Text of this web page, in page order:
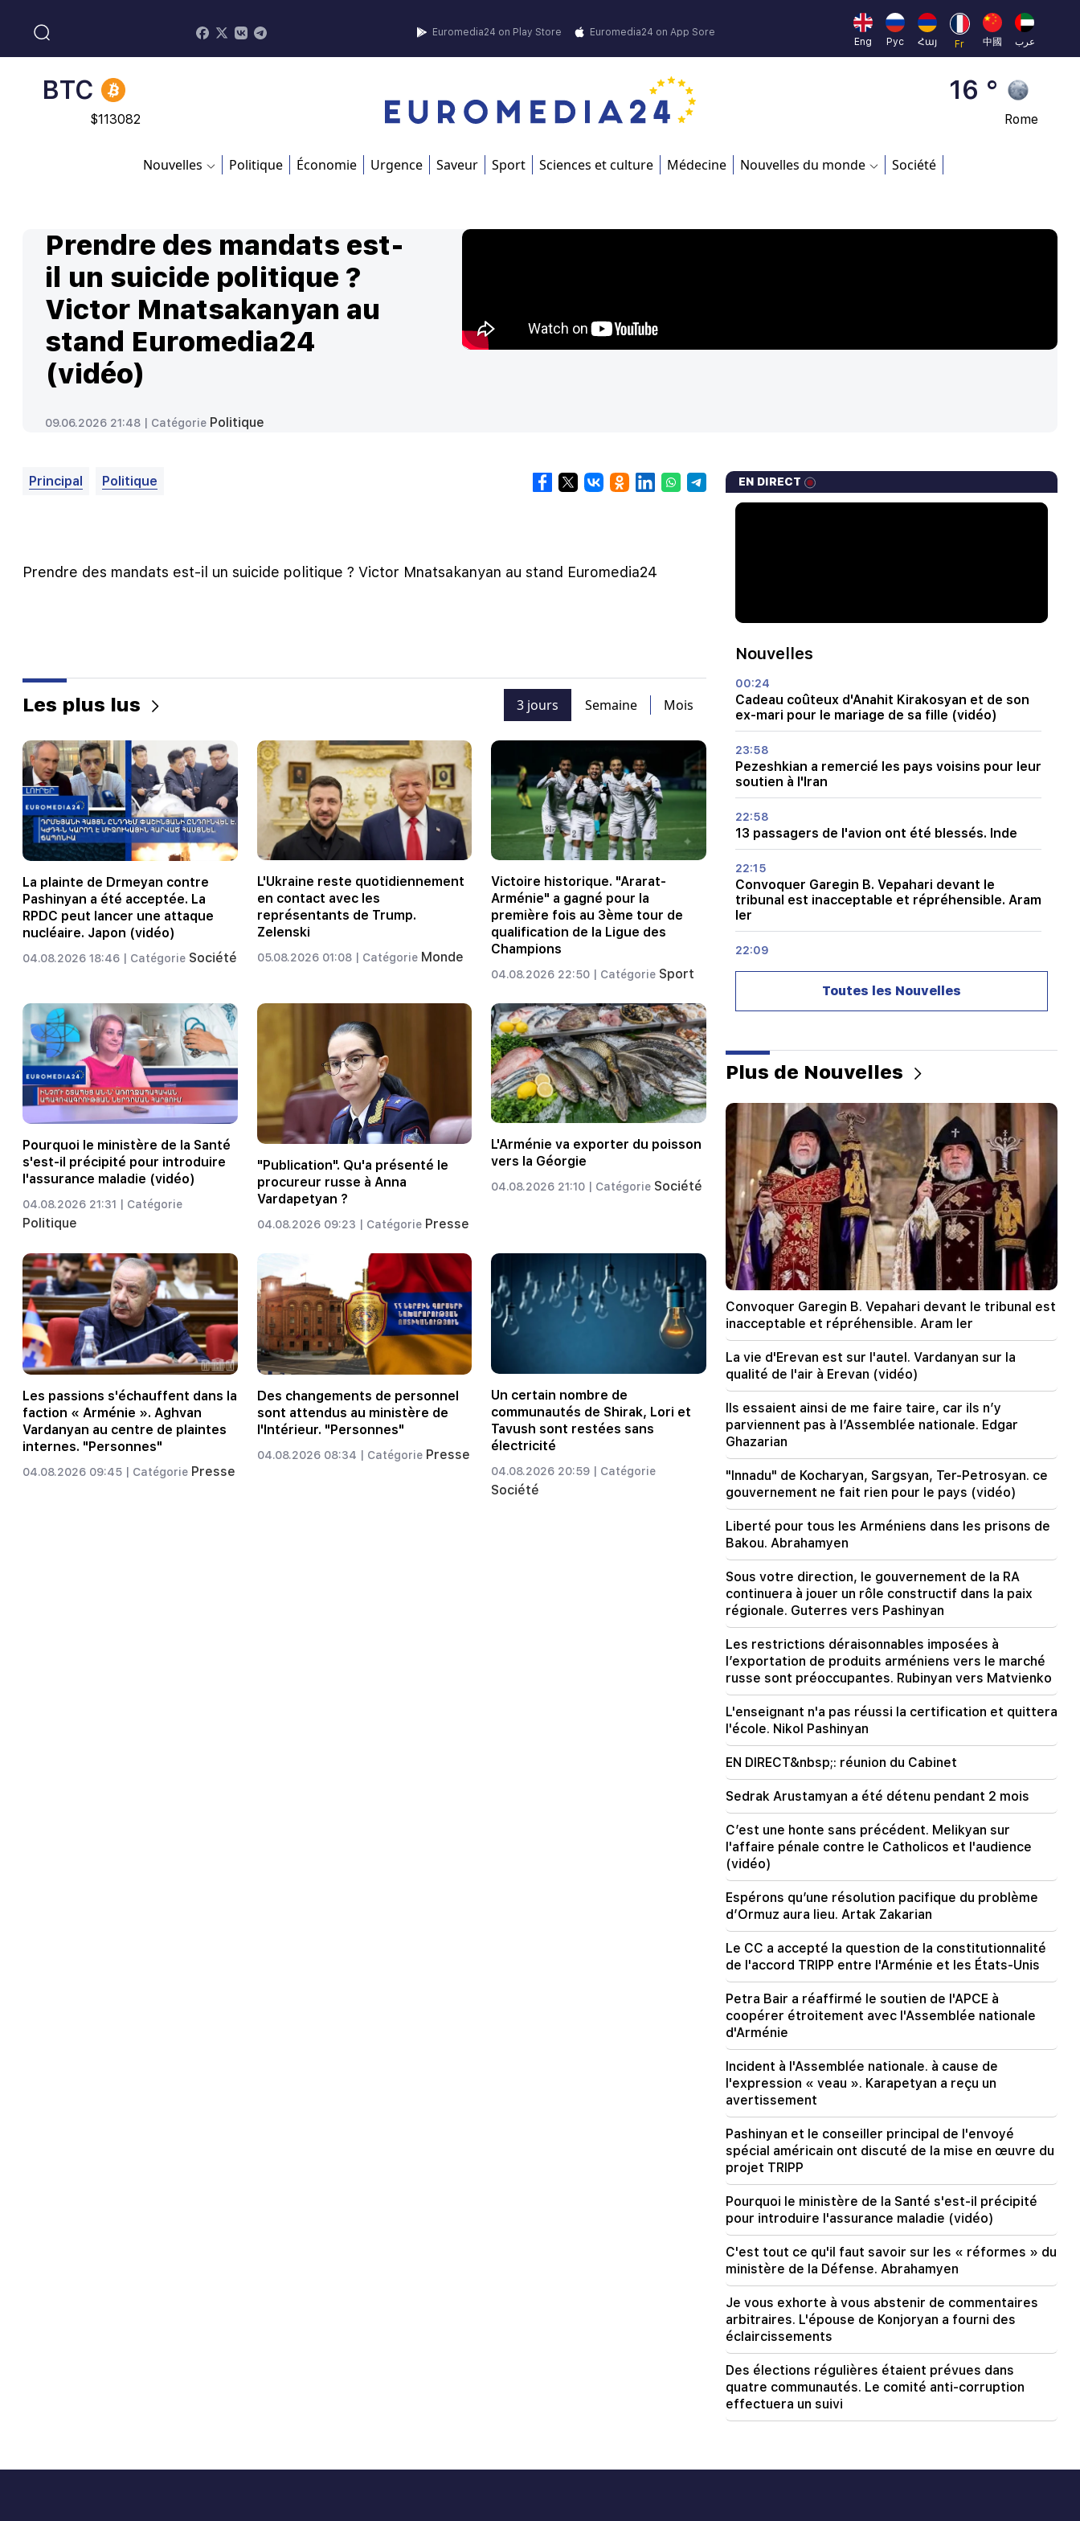
Euromedia24 on Play Store
Euromedia24 on App Sore
Eng
Рус Հայ Fr 中國 عرب BNB
$870.47
BTC
$113082
23 °
Brussels
16 °
Rome
Nouvelles Politique Économie Urgence Saveur Sport Sciences et culture Médecine Nouvelles du monde Société
Prendre des mandats est-
il un suicide politique ?
Victor Mnatsakanyan au
stand Euromedia24
(vidéo)
09.06.2026 21:48 | Catégorie Politique
Principal Politique
Prendre des mandats est-il un suicide politique ? Victor Mnatsakanyan au stand Euromedia24
Les plus lus 3 jours Semaine Mois
La plainte de Drmeyan contre
Pashinyan a été acceptée. La
RPDC peut lancer une attaque
nucléaire. Japon (vidéo)
04.08.2026 18:46 | Catégorie Société
L'Ukraine reste quotidiennement
en contact avec les
représentants de Trump.
Zelenski
05.08.2026 01:08 | Catégorie Monde
Victoire historique. "Ararat-
Arménie" a gagné pour la
première fois au 3ème tour de
qualification de la Ligue des
Champions
04.08.2026 22:50 | Catégorie Sport
Pourquoi le ministère de la Santé
s'est-il précipité pour introduire
l'assurance maladie (vidéo)
04.08.2026 21:31 | Catégorie
Politique
"Publication". Qu'a présenté le
procureur russe à Anna
Vardapetyan ?
04.08.2026 09:23 | Catégorie Presse
L'Arménie va exporter du poisson
vers la Géorgie
04.08.2026 21:10 | Catégorie Société
Les passions s'échauffent dans la
faction « Arménie ». Aghvan
Vardanyan au centre de plaintes
internes. "Personnes"
04.08.2026 09:45 | Catégorie Presse
Des changements de personnel
sont attendus au ministère de
l'Intérieur. "Personnes"
04.08.2026 08:34 | Catégorie Presse
Un certain nombre de
communautés de Shirak, Lori et
Tavush sont restées sans
électricité
04.08.2026 20:59 | Catégorie
Société
EN DIRECT
Nouvelles
00:24
Cadeau coûteux d'Anahit Kirakosyan et de son
ex-mari pour le mariage de sa fille (vidéo)
23:58
Pezeshkian a remercié les pays voisins pour leur
soutien à l'Iran
22:58
13 passagers de l'avion ont été blessés. Inde
22:15
Convoquer Garegin B. Vepahari devant le
tribunal est inacceptable et répréhensible. Aram
Ier
22:09
décharge près du district de Silikyan à Erevan
à Erevan
La vie d'Erevan est sur l'autel. Vardanyan sur la
qualité de l'air à Erevan (vidéo)
21:16
Ils essaient ainsi de me faire taire, car ils n’y
parviennent pas à l’Assemblée nationale. Edgar
Ghazarian
20:30
"Innadu" de Kocharyan, Sargsyan, Ter-
Petrosyan. ce gouvernement ne fait rien pour le
pays (vidéo)
20:05
Nouvelle accusation contre Gagik Tsarukyan.
Trump a choisi son successeur (vidéo)
19:37 Important
prisons de Bakou. Abrahamyen
19:28 Important
Sous votre direction, le gouvernement de la RA
continuera à jouer un rôle constructif dans la
paix régionale. Guterres vers Pashinyan
18:35
La Russie est prête à poursuivre la gestion des
concessions des chemins de fer arméniens.
Overchuk
18:21
Les restrictions déraisonnables imposées à
l’exportation de produits arméniens vers le
marché russe sont préoccupantes. Rubinyan
vers Matvienko
18:11
Un incident tragique à la décharge de
Alla Pugacheva envisage de revenir sur scène
en raison de problèmes financiers
17:52
L'Iran et Oman ont convenu de reprendre la
navigation dans le détroit d'Ormuz. Al-Arabiya
17:17
propre système de missiles balistiques d'ici
2027
Kobakhidzé. Les portes de la Géorgie sont
ouvertes à tous les touristes, y compris ceux de
Russie
14:25
Trump a déjà choisi Vance comme successeur
Toutes les Nouvelles
Plus de Nouvelles
Convoquer Garegin B. Vepahari devant le tribunal est
inacceptable et répréhensible. Aram Ier
La vie d'Erevan est sur l'autel. Vardanyan sur la
qualité de l'air à Erevan (vidéo)
Ils essaient ainsi de me faire taire, car ils n’y
parviennent pas à l’Assemblée nationale. Edgar
Ghazarian
"Innadu" de Kocharyan, Sargsyan, Ter-Petrosyan. ce
gouvernement ne fait rien pour le pays (vidéo)
Liberté pour tous les Arméniens dans les prisons de
Bakou. Abrahamyen
Sous votre direction, le gouvernement de la RA
continuera à jouer un rôle constructif dans la paix
régionale. Guterres vers Pashinyan
Les restrictions déraisonnables imposées à
l’exportation de produits arméniens vers le marché
russe sont préoccupantes. Rubinyan vers Matvienko
L'enseignant n'a pas réussi la certification et quittera
l'école. Nikol Pashinyan
EN DIRECT&nbsp;: réunion du Cabinet
Sedrak Arustamyan a été détenu pendant 2 mois
C’est une honte sans précédent. Melikyan sur
l'affaire pénale contre le Catholicos et l'audience
(vidéo)
Espérons qu’une résolution pacifique du problème
d’Ormuz aura lieu. Artak Zakarian
Le CC a accepté la question de la constitutionnalité
de l'accord TRIPP entre l'Arménie et les États-Unis
Petra Bair a réaffirmé le soutien de l'APCE à
coopérer étroitement avec l'Assemblée nationale
d'Arménie
Incident à l'Assemblée nationale. à cause de
l'expression « veau ». Karapetyan a reçu un
avertissement
Pashinyan et le conseiller principal de l'envoyé
spécial américain ont discuté de la mise en œuvre du
projet TRIPP
Pourquoi le ministère de la Santé s'est-il précipité
pour introduire l'assurance maladie (vidéo)
C'est tout ce qu'il faut savoir sur les « réformes » du
ministère de la Défense. Abrahamyen
Je vous exhorte à vous abstenir de commentaires
arbitraires. L'épouse de Konjoryan a fourni des
éclaircissements
Des élections régulières étaient prévues dans
quatre communautés. Le comité anti-corruption
effectuera un suivi